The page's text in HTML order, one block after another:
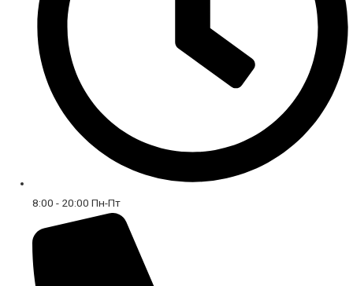
8:00 - 20:00 Пн-Пт